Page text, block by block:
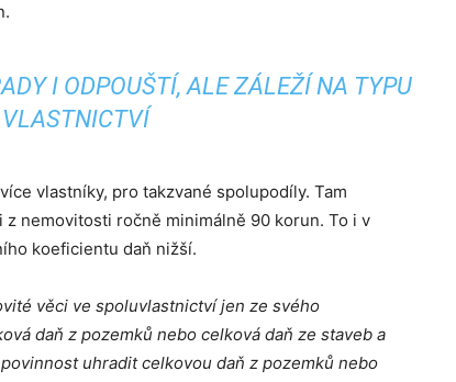
I ODPOUŠTÍ, ALE ZÁLEŽÍ NA TYPU
VLASTNICTVÍ
vlastníky, pro takzvané spolupodíly. Tam
nemovitosti ročně minimálně 90 korun. To i v
koeficientu daň nižší.
věci ve spoluvlastnictví jen ze svého
daň z pozemků nebo celková daň ze staveb a
uhradit celkovou daň z pozemků nebo